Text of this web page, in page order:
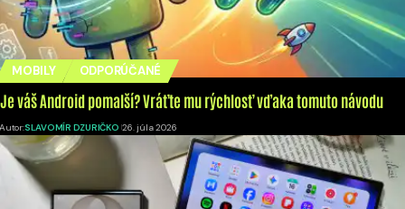
MOBILY ODPORÚČANÉ
Je váš Android pomalší? Vráťte mu rýchlosť vďaka tomuto návodu
Autor:SLAVOMÍR DZURIČKO 26. júla 2026